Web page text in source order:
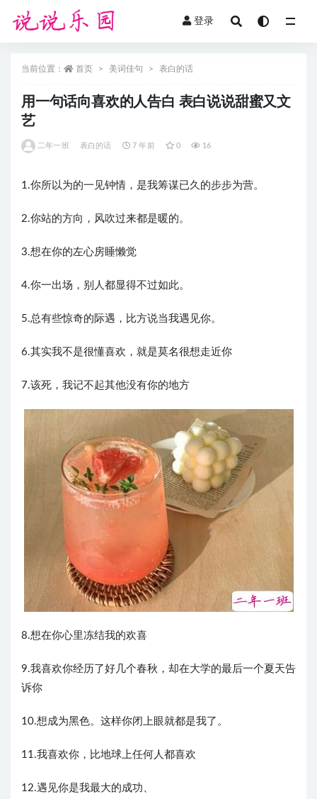
登录
当前位置： 首页 美词佳句 表白的话
用一句话向喜欢的人告白 表白说说甜蜜又文
艺
二年一班 表白的话 7 年前 0 16
1.你所以为的一见钟情，是我筹谋已久的步步为营。
2.你站的方向，风吹过来都是暖的。
3.想在你的左心房睡懒觉
4.你一出场，别人都显得不过如此。
5.总有些惊奇的际遇，比方说当我遇见你。
6.其实我不是很懂喜欢，就是莫名很想走近你
7.该死，我记不起其他没有你的地方
8.想在你心里冻结我的欢喜
9.我喜欢你经历了好几个春秋，却在大学的最后一个夏天告
诉你
10.想成为黑色。这样你闭上眼就都是我了。
11.我喜欢你，比地球上任何人都喜欢
12.遇见你是我最大的成功、